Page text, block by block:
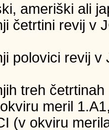
ameriški ali
četrtini revij v
polovici revij
treh
meril
(v okviru